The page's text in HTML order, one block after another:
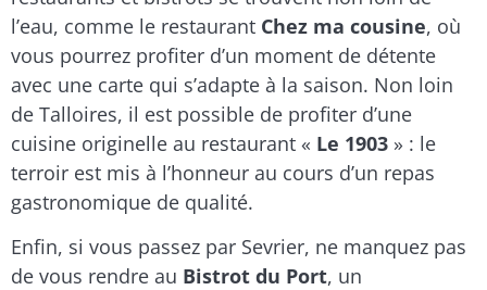
l’eau, comme le restaurant Chez ma cousine, où
vous pourrez profiter d’un moment de détente
avec une carte qui s’adapte à la saison. Non loin
de Talloires, il est possible de profiter d’une
cuisine originelle au restaurant « Le 1903 » : le
terroir est mis à l’honneur au cours d’un repas
gastronomique de qualité.
Enfin, si vous passez par Sevrier, ne manquez pas
de vous rendre au Bistrot du Port, un